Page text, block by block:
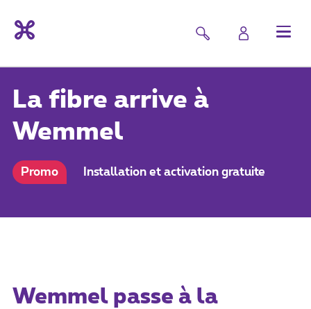
La fibre arrive à
Wemmel
Promo Installation et activation gratuite
Wemmel passe à la